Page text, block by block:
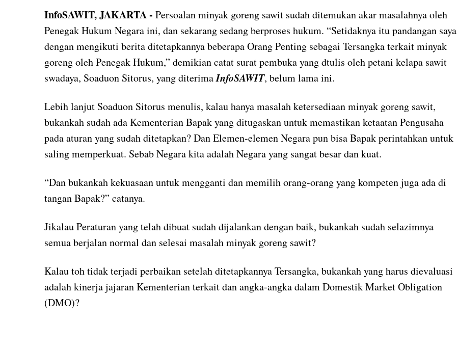
InfoSAWIT, JAKARTA - Persoalan minyak goreng sawit sudah ditemukan akar masalahnya oleh
Penegak Hukum Negara ini, dan sekarang sedang berproses hukum. “Setidaknya itu pandangan saya
dengan mengikuti berita ditetapkannya beberapa Orang Penting sebagai Tersangka terkait minyak
goreng oleh Penegak Hukum,” demikian catat surat pembuka yang dtulis oleh petani kelapa sawit
swadaya, Soaduon Sitorus, yang diterimaInfoSAWIT, belum lama ini.
Lebih lanjut Soaduon Sitorus menulis, kalau hanya masalah ketersediaan minyak goreng sawit,
bukankah sudah ada Kementerian Bapak yang ditugaskan untuk memastikan ketaatan Pengusaha
pada aturan yang sudah ditetapkan? Dan Elemen-elemen Negara pun bisa Bapak perintahkan untuk
saling memperkuat. Sebab Negara kita adalah Negara yang sangat besar dan kuat.
“Dan bukankah kekuasaan untuk mengganti dan memilih orang-orang yang kompeten juga ada di
tangan Bapak?” catanya.
Jikalau Peraturan yang telah dibuat sudah dijalankan dengan baik, bukankah sudah selazimnya
semua berjalan normal dan selesai masalah minyak goreng sawit?
Kalau toh tidak terjadi perbaikan setelah ditetapkannya Tersangka, bukankah yang harus dievaluasi
adalah kinerja jajaran Kementerian terkait dan angka-angka dalam Domestik Market Obligation
(DMO)?